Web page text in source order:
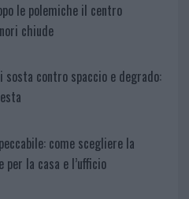
le polemiche il centro
chiude
sosta contro spaccio e degrado:
come scegliere la
per la casa e l’ufficio